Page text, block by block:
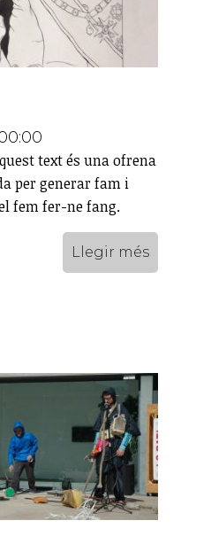
text és una ofrena
per generar fam i
fem fer-ne fang.
Llegir més